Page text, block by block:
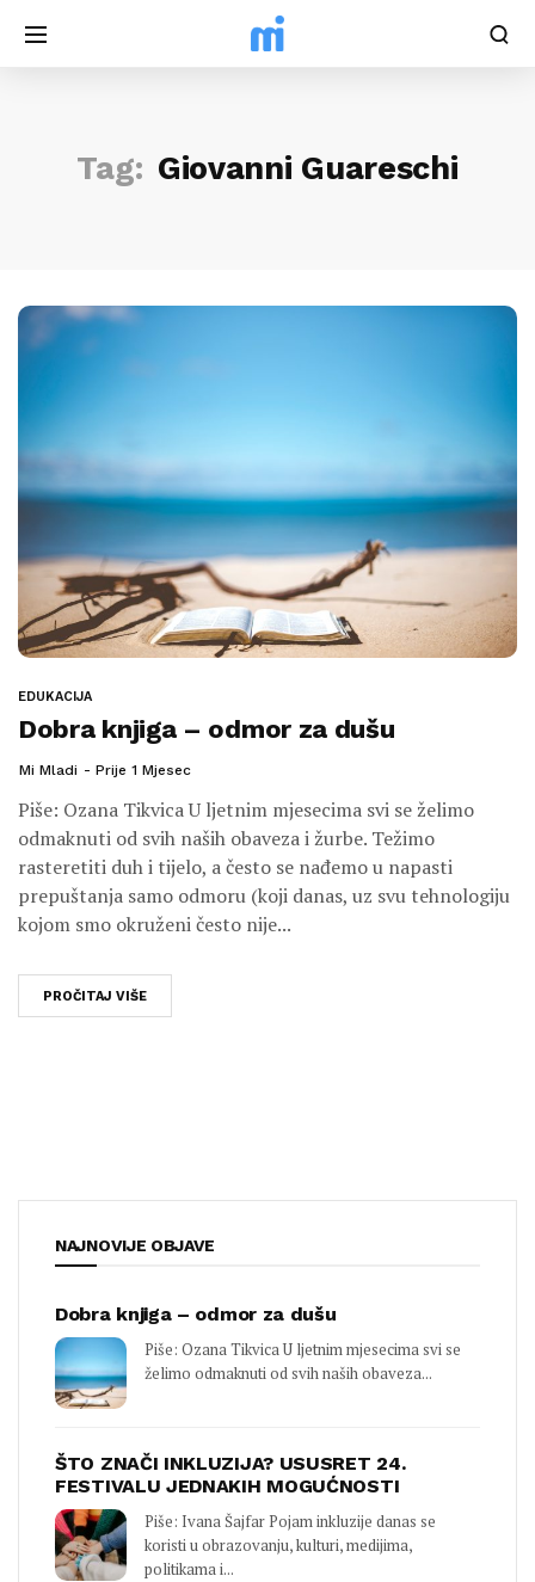
Tag: Giovanni Guareschi
EDUKACIJA
Dobra knjiga – odmor za dušu
Mi Mladi Prije 1 Mjesec
Piše: Ozana Tikvica U ljetnim mjesecima svi se želimo
odmaknuti od svih naših obaveza i žurbe. Težimo
rasteretiti duh i tijelo, a često se nađemo u napasti
prepuštanja samo odmoru (koji danas, uz svu tehnologiju
kojom smo okruženi često nije...
PROČITAJ VIŠE
NAJNOVIJE OBJAVE
Dobra knjiga – odmor za dušu
Piše: Ozana Tikvica U ljetnim mjesecima svi se
želimo odmaknuti od svih naših obaveza...
ŠTO ZNAČI INKLUZIJA? USUSRET 24.
FESTIVALU JEDNAKIH MOGUĆNOSTI
Piše: Ivana Šajfar Pojam inkluzije danas se
koristi u obrazovanju, kulturi, medijima,
politikama i...